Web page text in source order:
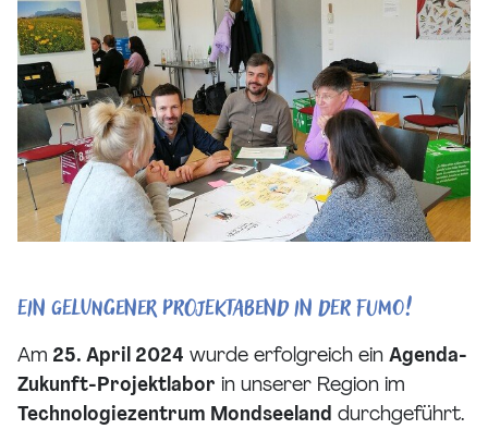
Ein gelungener Projektabend in der FUMO!
Am 25. April 2024 wurde erfolgreich ein Agenda-
Zukunft-Projektlabor in unserer Region im
Technologiezentrum Mondseeland durchgeführt.